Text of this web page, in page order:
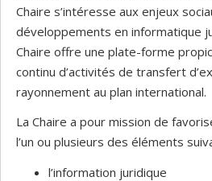
Chaire s’intéresse aux enjeux
développements en informatique
Chaire offre une plate-forme
continu d’activités de transfert
rayonnement au plan international.
La Chaire a pour mission de
l’un ou plusieurs des éléments
l’information juridique